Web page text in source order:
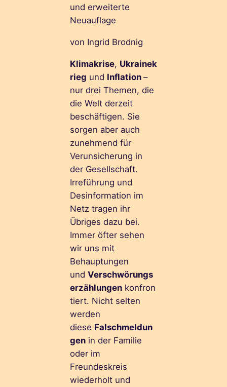
und erweiterte
Neuauflage
von Ingrid Brodnig
Klimakrise, Ukrainek
rieg und Inflation –
nur drei Themen, die
die Welt derzeit
beschäftigen. Sie
sorgen aber auch
zunehmend für
Verunsicherung in
der Gesellschaft.
Irreführung und
Desinformation im
Netz tragen ihr
Übriges dazu bei.
Immer öfter sehen
wir uns mit
Behauptungen
und Verschwörungs
erzählungenkonfron
tiert. Nicht selten
werden
diese Falschmeldun
genin der Familie
oder im
Freundeskreis
wiederholt und